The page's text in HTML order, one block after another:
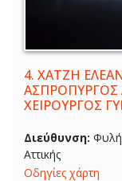
4. ΧΑΤΖΗ
ΑΣΠΡΟΠΥΡΓΟΣ
ΧΕΙΡΟΥΡΓΟΣ
Διεύθυνση:
Αττικής
Οδηγίες χάρτη